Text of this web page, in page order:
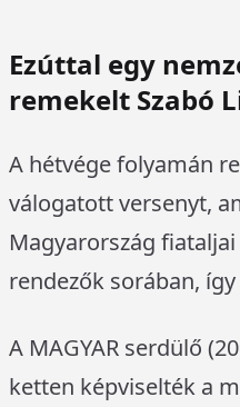
Ezúttal egy
remekelt Szabó
A hétvége folyamán
válogatott versenyt,
Magyarország
rendezők sorában,
A MAGYAR serdülő
ketten képviselték a